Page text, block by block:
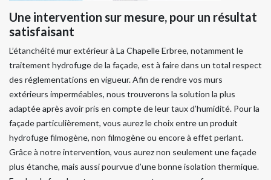
Une intervention sur mesure, pour un résultat
satisfaisant
L’étanchéité mur extérieur à La Chapelle Erbree, notamment le
traitement hydrofuge de la façade, est à faire dans un total respect
des réglementations en vigueur. Afin de rendre vos murs
extérieurs imperméables, nous trouverons la solution la plus
adaptée après avoir pris en compte de leur taux d’humidité. Pour la
façade particulièrement, vous aurez le choix entre un produit
hydrofuge filmogène, non filmogène ou encore à effet perlant.
Grâce à notre intervention, vous aurez non seulement une façade
plus étanche, mais aussi pourvue d’une bonne isolation thermique.